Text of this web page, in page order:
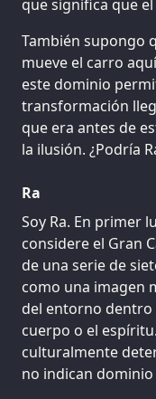
que significa que
También supongo
mueve el carro
este dominio
transformación
que era antes de
la ilusión. ¿Podría
Ra
Soy Ra. En primer
considere el Gran
de una serie de
como una imagen
del entorno dentro
cuerpo o el
culturalmente
no indican